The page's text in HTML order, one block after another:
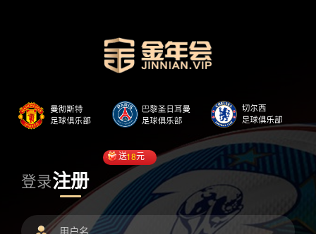
登录注册
送18元